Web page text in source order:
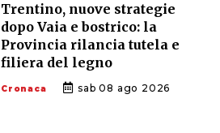
Trentino, nuove strategie
dopo Vaia e bostrico: la
Provincia rilancia tutela e
filiera del legno
Cronaca sab 08 ago 2026